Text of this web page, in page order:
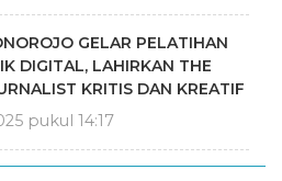
GELAR PELATIHAN
DIGITAL, LAHIRKAN THE
KRITIS DAN KREATIF
pukul 14:17